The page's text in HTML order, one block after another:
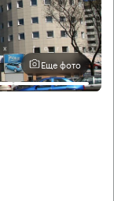
Еще фото